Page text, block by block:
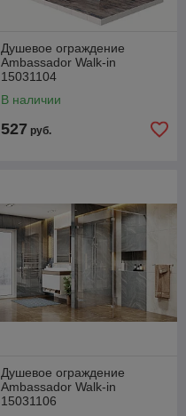
Душевое ограждение
Ambassador Walk-in
15031104
В наличии
527 руб.
Душевое ограждение
Ambassador Walk-in
15031106